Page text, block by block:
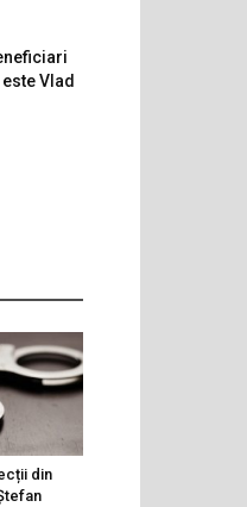
Vlad
din